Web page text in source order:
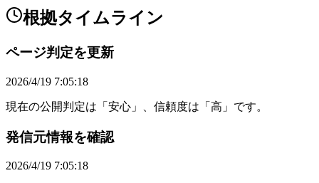
根拠タイムライン
ページ判定を更新
2026/4/19 7:05:18
現在の公開判定は「安心」、信頼度は「高」です。
発信元情報を確認
2026/4/19 7:05:18